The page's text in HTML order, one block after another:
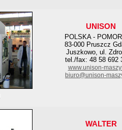
UNISON
POLSKA -
83-000 Pruszcz
Juszkowo, ul.
tel./fax: 48 58 692
www.unison-
biuro@unison-
WALTER